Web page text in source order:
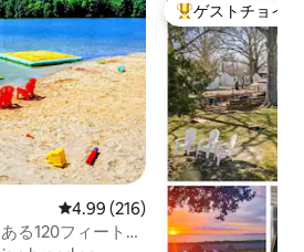
です。
レビュー216件、5つ星中4.99つ
4.99 (216)
る120フィートの
大好評のゲスト
ゲストチョイス